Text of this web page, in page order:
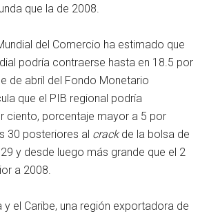
que la de 2008.
del Comercio ha estimado que
podría contraerse hasta en 18.5 por
de abril del Fondo Monetario
que el PIB regional podría
ciento, porcentaje mayor a 5 por
30 posteriores al crackde la bolsa de
y desde luego más grande que el 2
a 2008.
y el Caribe, una región exportadora de